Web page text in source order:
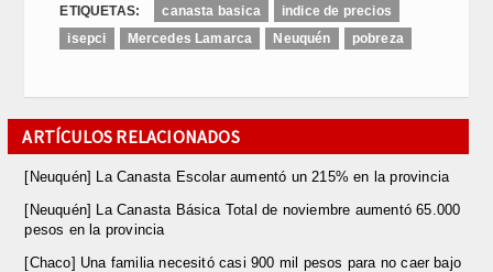
ETIQUETAS: canasta basica
indice de precios
isepci
Mercedes Lamarca Neuquén pobreza
ARTÍCULOS RELACIONADOS
[Neuquén] La Canasta Escolar aumentó un 215% en la provincia
[Neuquén] La Canasta Básica Total de noviembre aumentó 65.000
pesos en la provincia
[Chaco] Una familia necesitó casi 900 mil pesos para no caer bajo